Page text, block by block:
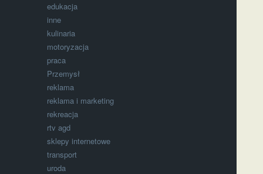
edukacja
inne
kulinaria
motoryzacja
praca
Przemysł
reklama
reklama i marketing
rekreacja
rtv agd
sklepy internetowe
transport
uroda